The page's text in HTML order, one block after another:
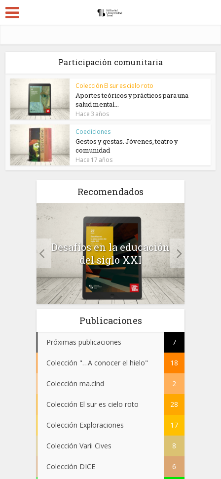
Participación comunitaria
Colección El sur es cielo roto
Aportes teóricos y prácticos para una
salud mental...
Hace 3 años
Coediciones
Gestos y gestas. Jóvenes, teatro y
comunidad
Hace 17 años
Recomendados
Desafíos en la educación
del siglo XXI
Publicaciones
Próximas publicaciones 7
Colección "…A conocer el hielo" 18
Colección ma.clnd 2
Colección El sur es cielo roto 28
Colección Exploraciones 17
Colección Varii Cives 8
Colección DICE 6